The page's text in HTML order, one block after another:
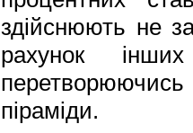
здійснюють не
рахунок
піраміди.